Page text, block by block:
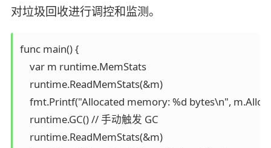
对垃圾回收进行调控和监测。
func main() {
    var m runtime.MemStats
    runtime.ReadMemStats(&m)
    fmt.Printf("Allocated memory: %d bytes\n", m.Alloc)
    runtime.GC() // 手动触发 GC
    runtime.ReadMemStats(&m)